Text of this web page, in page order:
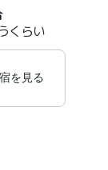
くらい
を見る